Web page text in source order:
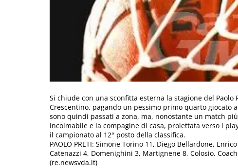
Si chiude con una sconfitta esterna la stagione del
Crescentino, pagando un pessimo primo quarto giocato
sono quindi passati a zona, ma, nonostante un match
incolmabile e la compagine di casa, proiettata verso i
il campionato al 12° posto della classifica.
PAOLO PRETI: Simone Torino 11, Diego Bellardone,
Catenazzi 4, Domenighini 3, Martignene 8, Colosio.
(re.newsvda.it)